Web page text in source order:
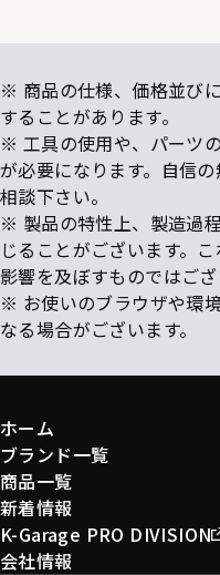
※ 商品の仕様、価格並び
することがあります。
※ 工具の使用や、パーツ
が必要になります。自信
相談下さい。
※ 製品の特性上、製造過
じることがございます。
影響を及ぼすものではござ
※ お使いのブラウザや環
なる場合がございます。
ホーム
ブランド一覧
商品一覧
新着情報
K-Garage PRO DIVISION
会社情報